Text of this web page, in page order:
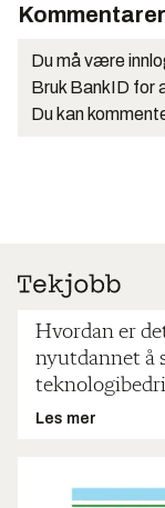
Kommentarer
Du må være
Bruk BankID for
Du kan
Hvordan er
nyutdannet å
Les mer